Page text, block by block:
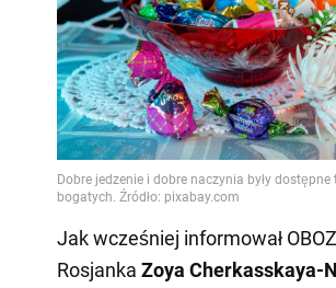
Jak wcześniej informował
Rosjanka Zoya Cherkasskaya-